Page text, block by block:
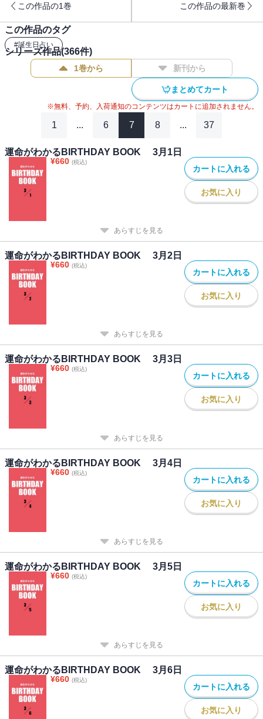
この作品の1巻 この作品の最新巻
この作品のタグ
#誕生日占い
シリーズ作品(366件)
1巻から 新刊から
まとめてカート
※無料、予約、入荷通知のコンテンツはカートに追加されません。
1 ... 6 7 8 ... 37
運命がわかるBIRTHDAY BOOK 3月1日
¥660 (税込)
カートに入れる
お気に入り
あらすじを見る
運命がわかるBIRTHDAY BOOK 3月2日
¥660 (税込)
カートに入れる
お気に入り
あらすじを見る
運命がわかるBIRTHDAY BOOK 3月3日
¥660 (税込)
カートに入れる
お気に入り
あらすじを見る
運命がわかるBIRTHDAY BOOK 3月4日
¥660 (税込)
カートに入れる
お気に入り
あらすじを見る
運命がわかるBIRTHDAY BOOK 3月5日
¥660 (税込)
カートに入れる
お気に入り
あらすじを見る
運命がわかるBIRTHDAY BOOK 3月6日
¥660 (税込)
カートに入れる
お気に入り